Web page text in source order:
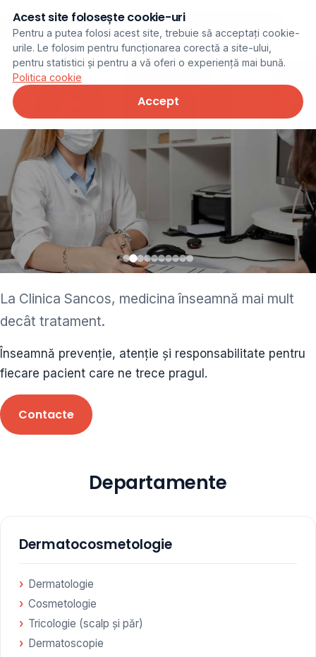
Programare online
ginecolog • cardiolog •
ORL • endocrinolog
Cât și alte specialități medicale, toate în cadrul aceleiași
Clinici
Programare
La Clinica Sancos, medicina înseamnă mai mult
decât tratament.
Înseamnă prevenție, atenție și responsabilitate pentru
fiecare pacient care ne trece pragul.
Contacte
Departamente
Dermatocosmetologie
Dermatologie
Cosmetologie
Tricologie (scalp și păr)
Dermatoscopie
Acest site folosește cookie-uri
Pentru a putea folosi acest site, trebuie să acceptați cookie-
urile. Le folosim pentru funcționarea corectă a site-ului,
pentru statistici și pentru a vă oferi o experiență mai bună.
Politica cookie
Accept